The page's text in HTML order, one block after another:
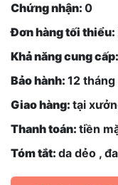
Chứng nhận: 0
Đơn hàng tối thiểu:
Khả năng cung cấp:
Bảo hành: 12 tháng
Giao hàng: tại
Thanh toán: tiền
Tóm tắt: da dẻo ,